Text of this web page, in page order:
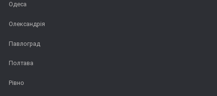
Одеса
Олександрія
Павлоград
Полтава
Рівно